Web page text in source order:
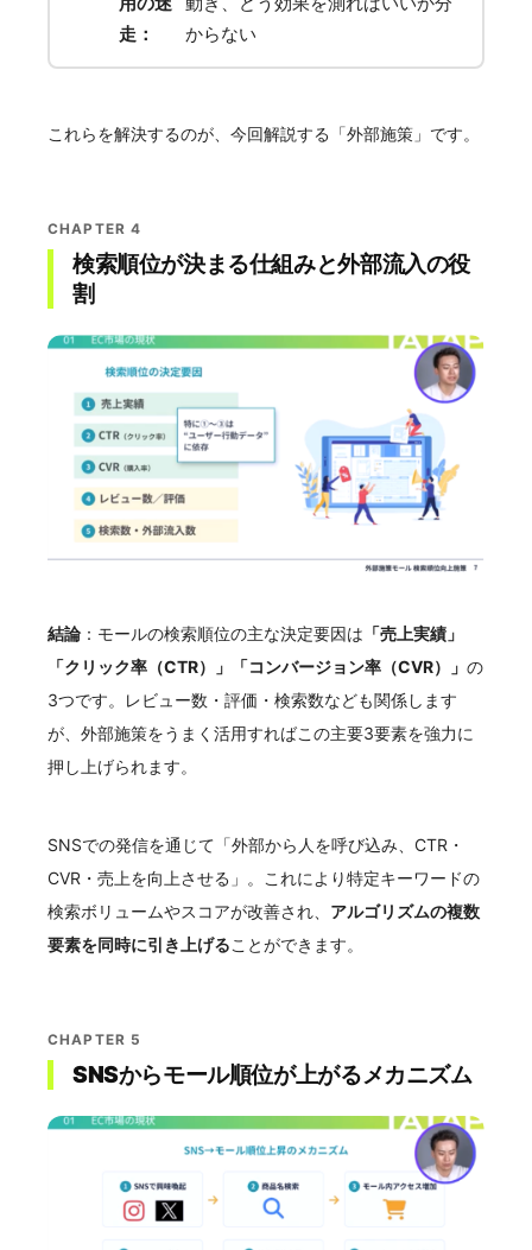
走：
からない
これらを解決するのが、今回解説する「外部施策」です。
CHAPTER 4
検索順位が決まる仕組みと外部流入の役
割
結論：モールの検索順位の主な決定要因は 「売上実績」
「クリック率（CTR）」「コンバージョン率（CVR）」 の
3つです。レビュー数・評価・検索数なども関係します
が、外部施策をうまく活用すればこの主要3要素を強力に
押し上げられます。
SNSでの発信を通じて「外部から人を呼び込み、CTR・
CVR・売上を向上させる」。これにより特定キーワードの
検索ボリュームやスコアが改善され、 アルゴリズムの複数
要素を同時に引き上げることができます。
CHAPTER 5
SNSからモール順位が上がるメカニズム